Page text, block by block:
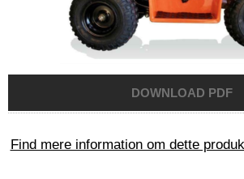
Find mere information om dette